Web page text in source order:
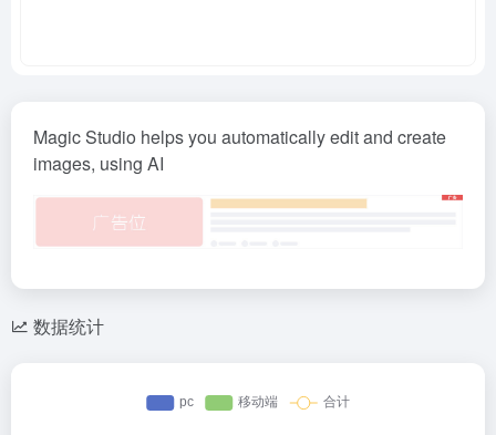
Magic Studio helps you automatically edit and create
images, using AI
数据统计